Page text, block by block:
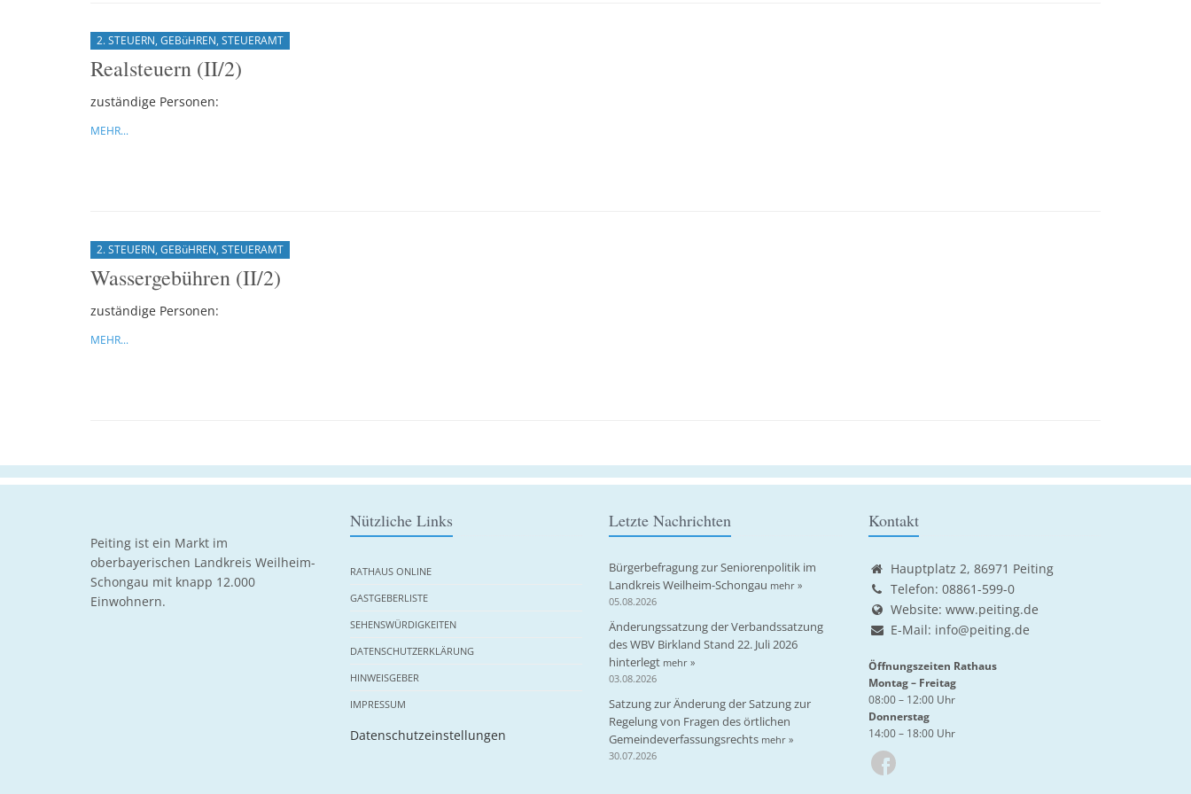
2. STEUERN, GEBüHREN, STEUERAMT
Realsteuern (II/2)
zuständige Personen:
MEHR...
2. STEUERN, GEBüHREN, STEUERAMT
Wassergebühren (II/2)
zuständige Personen:
MEHR...
Peiting ist ein Markt im
oberbayerischen Landkreis Weilheim-
Schongau mit knapp 12.000
Einwohnern.
Nützliche Links
RATHAUS ONLINE
GASTGEBERLISTE
SEHENSWÜRDIGKEITEN
DATENSCHUTZERKLÄRUNG
HINWEISGEBER
IMPRESSUM
Datenschutzeinstellungen
Letzte Nachrichten
Bürgerbefragung zur Seniorenpolitik im
Landkreis Weilheim-Schongau mehr »
05.08.2026
Änderungssatzung der Verbandssatzung
des WBV Birkland Stand 22. Juli 2026
hinterlegt mehr »
03.08.2026
Satzung zur Änderung der Satzung zur
Regelung von Fragen des örtlichen
Gemeindeverfassungsrechts mehr »
30.07.2026
Kontakt
Hauptplatz 2, 86971 Peiting
Telefon: 08861-599-0
Website: www.peiting.de
E-Mail: info@peiting.de
Öffnungszeiten Rathaus
Montag – Freitag
08:00 – 12:00 Uhr
Donnerstag
14:00 – 18:00 Uhr